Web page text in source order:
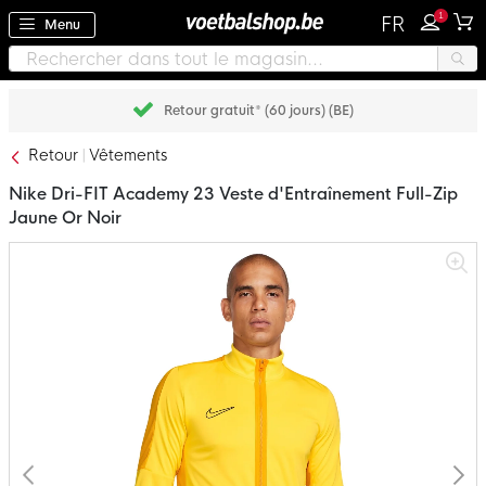
Menu FR 1
Retour gratuit* (60 jours) (BE)
Retour Vêtements
Nike Dri-FIT Academy 23 Veste d'Entraînement Full-Zip
Jaune Or Noir